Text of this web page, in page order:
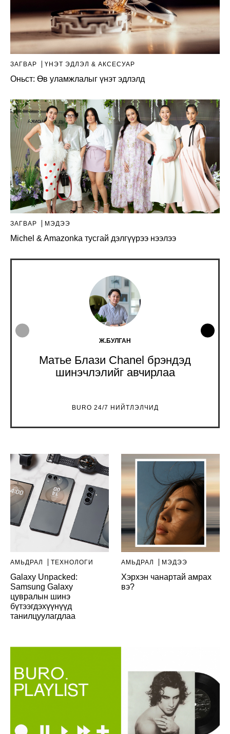
ЗАГВАР ҮНЭТ ЭДЛЭЛ & АКСЕСУАР
Оньст: Өв уламжлалыг үнэт эдлэлд
ЗАГВАР МЭДЭЭ
Michel & Amazonka тусгай дэлгүүрээ нээлээ
Ж.БУЛГАН
Матье Блази Chanel брэндэд
шинэчлэлийг авчирлаа
BURO 24/7 НИЙТЛЭЛЧИД
АМЬДРАЛ ТЕХНОЛОГИ
Galaxy Unpacked:
Samsung Galaxy
цувралын шинэ
бүтээгдэхүүнүүд
танилцуулагдлаа
АМЬДРАЛ МЭДЭЭ
Хэрхэн чанартай амрах
вэ?